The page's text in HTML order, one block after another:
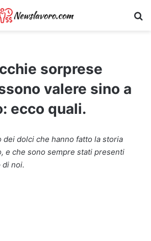
sorprese
valere sino a
ecco quali.
dei dolci che hanno fatto la storia
e che sono sempre stati presenti
di noi.